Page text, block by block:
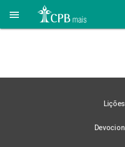

Lições